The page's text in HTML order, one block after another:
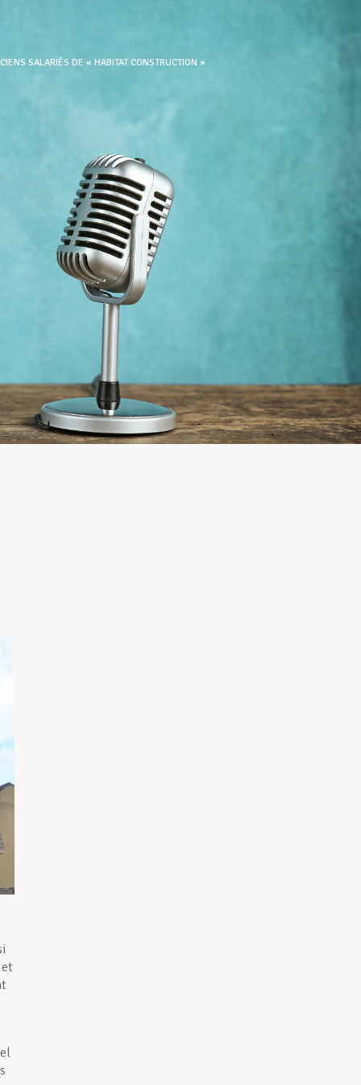
SALARIÉS DE « HABITAT CONSTRUCTION »